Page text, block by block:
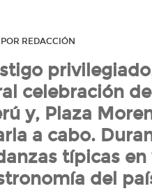
REDACCIÓN
celebración
y, Plaza
a cabo.
típicas
del